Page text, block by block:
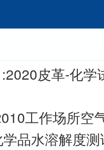
皮革-化学
工作场所空
品水溶解度测